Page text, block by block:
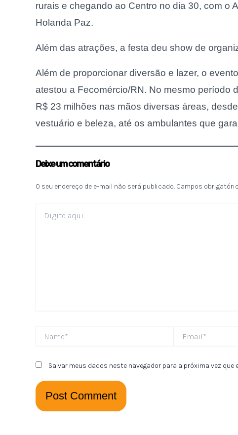
rurais e chegando ao Centro no dia 30, com o
Holanda Paz.
Além das atrações, a festa deu show de
Além de proporcionar diversão e lazer, o
atestou a Fecomércio/RN. No mesmo período
R$ 23 milhões nas mãos diversas áreas,
vestuário e beleza, até os ambulantes que
Deixe um comentário
O seu endereço de e-mail não será publicado. Campos
aqui...
Salvar meus dados neste navegador para a próxima vez que